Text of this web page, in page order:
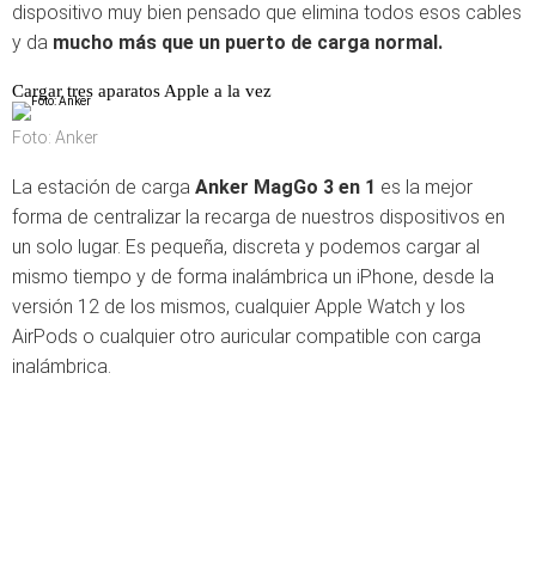
dispositivo muy bien pensado que elimina todos esos cables
y da mucho más que un puerto de carga normal.
Cargar tres aparatos Apple a la vez
Foto: Anker
La estación de carga Anker MagGo 3 en 1 es la mejor
forma de centralizar la recarga de nuestros dispositivos en
un solo lugar. Es pequeña, discreta y podemos cargar al
mismo tiempo y de forma inalámbrica un iPhone, desde la
versión 12 de los mismos, cualquier Apple Watch y los
AirPods o cualquier otro auricular compatible con carga
inalámbrica.